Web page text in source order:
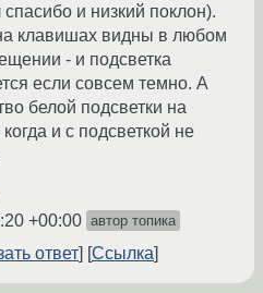
и низкий поклон).
клавишах видны в любом
- и подсветка
если совсем темно. А
белой подсветки на
и с подсветкой не
+00:00 автор топика
ответ Ссылка